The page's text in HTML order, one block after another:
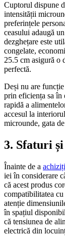
Cuptorul dispune
intensității
preferințele
ceasului adaugă
dezghețare este
congelate,
25.5 cm asigură o
perfectă.
Deși nu are
prin eficiența sa în
rapidă a
accesul la
microunde, gata
3. Sfaturi
Înainte de a
iei în considerare
că acest produs
compatibilitatea
atenție
în spațiul
că tensiunea de
electrică din